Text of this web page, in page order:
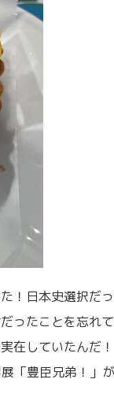
！日本史選択だ
ったことを忘れ
在していたんだ
「豊臣兄弟！」